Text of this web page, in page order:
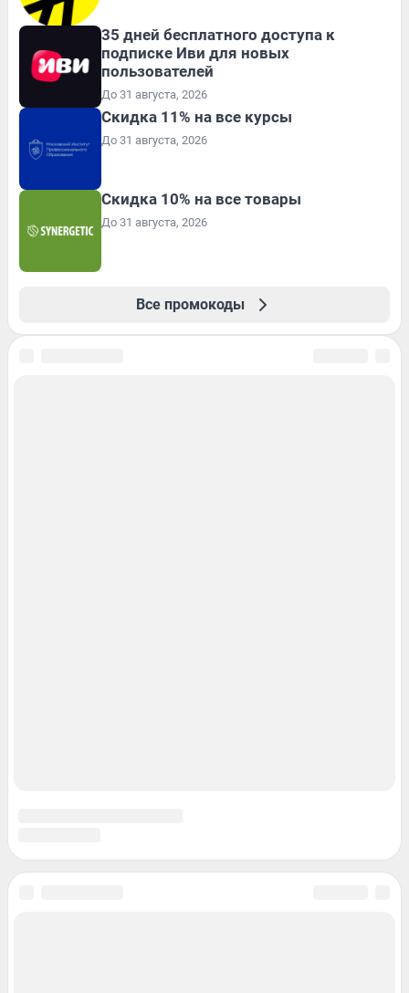
35 дней бесплатного доступа к
подписке Иви для новых
пользователей
До 31 августа, 2026
Скидка 11% на все курсы
До 31 августа, 2026
Скидка 10% на все товары
До 31 августа, 2026
Все промокоды